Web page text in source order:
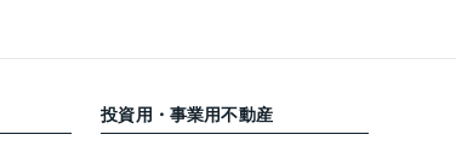
投資用・事業用不動産